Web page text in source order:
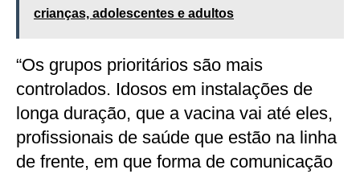
crianças, adolescentes e adultos
“Os grupos prioritários são mais
controlados. Idosos em instalações de
longa duração, que a vacina vai até eles,
profissionais de saúde que estão na linha
de frente, em que forma de comunicação